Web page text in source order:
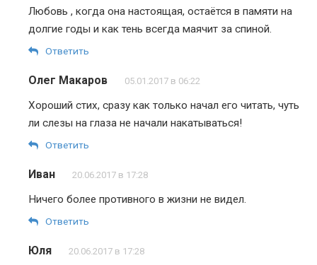
Любовь , когда она настоящая, остаётся в памяти на
долгие годы и как тень всегда маячит за спиной.
Ответить
Олег Макаров 05.01.2017 в 06:22
Хороший стих, сразу как только начал его читать, чуть
ли слезы на глаза не начали накатываться!
Ответить
Иван 20.06.2017 в 17:28
Ничего более противного в жизни не видел.
Ответить
Юля 20.06.2017 в 17:28